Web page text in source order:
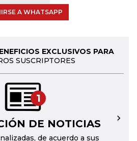
A WHATSAPP
EXCLUSIVOS PARA
SUSCRIPTORES
1
DE NOTICIAS
de acuerdo a sus
→